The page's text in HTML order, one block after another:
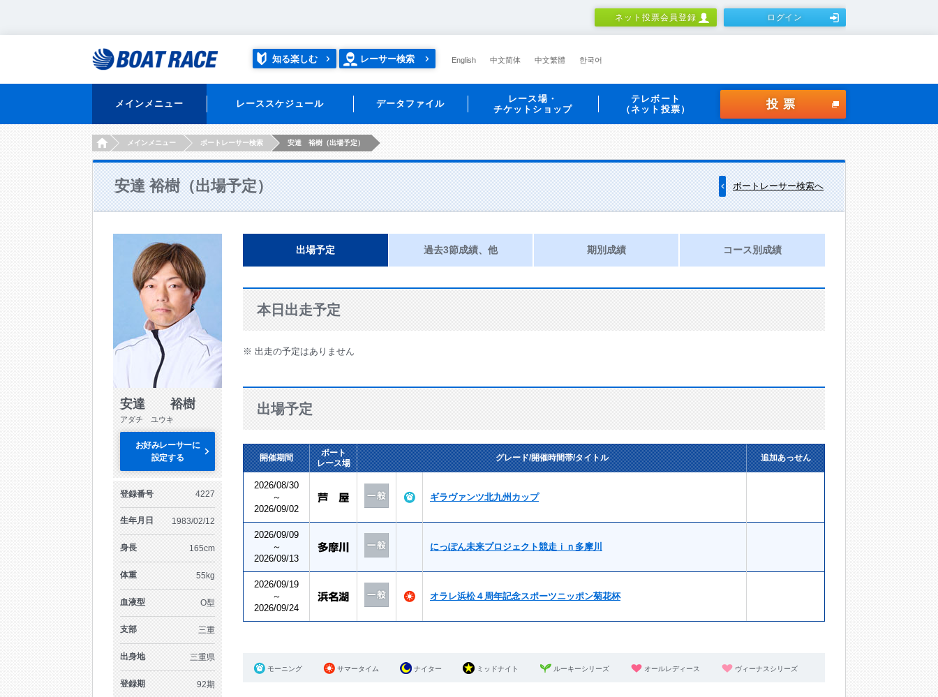
ネット投票会員登録 ログイン
知る楽しむ レーサー検索 English 中文简体 中文繁體 한국어
メインメニュー レーススケジュール データファイル
レース場・
チケットショップ
テレボート
（ネット投票）
投票
HOMEメインメニュー ボートレーサー検索 安達 裕樹（出場予定）
安達 裕樹（出場予定） ボートレーサー検索へ
安達 裕樹
アダチ ユウキ
お好みレーサーに
設定する
登録番号 4227
生年月日 1983/02/12
身長 165cm
体重 55kg
血液型 O型
支部 三重
出身地 三重県
登録期 92期
出場予定 過去3節成績、他 期別成績 コース別成績
本日出走予定
※ 出走の予定はありません
出場予定
開催期間
ボート
レース場
グレード/開催時間帯/タイトル 追加あっせん
2026/08/30
～
2026/09/02
ギラヴァンツ北九州カップ
2026/09/09
～
2026/09/13
にっぽん未来プロジェクト競走ｉｎ多摩川
2026/09/19
～
2026/09/24
オラレ浜松４周年記念スポーツニッポン菊花杯
モーニング サマータイム ナイター ミッドナイト ルーキーシリーズ オールレディース ヴィーナスシリーズ